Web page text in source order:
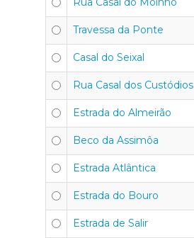
Travessa da Ponte
Casal do Seixal
Rua Casal dos Custódios
Estrada do Almeirão
Beco da Assimôa
Estrada Atlântica
Estrada do Bouro
Estrada de Salir